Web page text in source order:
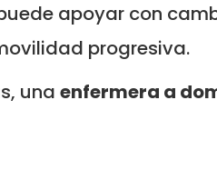
apoyar con
progresiva.
una enfermera a